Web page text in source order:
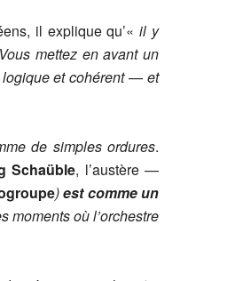
il explique qu’«il y
mettez en avant un
et cohérent — et
de simples ordures.
Schaüble, l’austère —
)est comme un
moments où l’orchestre